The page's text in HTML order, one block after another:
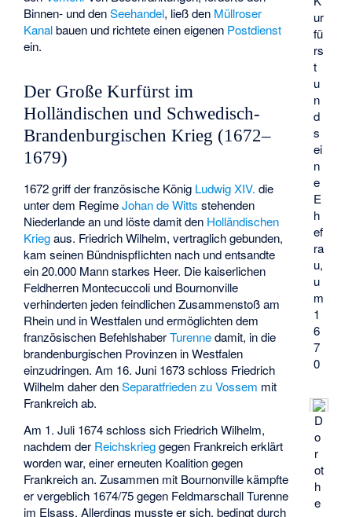
ur
fü
rs
t
u
n
d
s
ei
n
e
E
h
ef
ra
u,
u
m
1
6
7
0
D
o
r
ot
h
e
Binnen- und denSeehandel, ließ den Müllroser
Kanalbauen und richtete einen eigenen Postdienst
ein.
Der Große Kurfürst im
Holländischen und Schwedisch-
Brandenburgischen Krieg (1672–
1679)
1672 griff der französische König Ludwig XIV. die
unter dem RegimeJohan de Witts stehenden
Niederlande an und löste damit den Holländischen
Kriegaus. Friedrich Wilhelm, vertraglich gebunden,
kam seinen Bündnispflichten nach und entsandte
ein 20.000 Mann starkes Heer. Die kaiserlichen
Feldherren Montecuccoli und Bournonville
verhinderten jeden feindlichen Zusammenstoß am
Rhein und in Westfalen und ermöglichten dem
französischen BefehlshaberTurennedamit, in die
brandenburgischen Provinzen in Westfalen
einzudringen. Am 16. Juni 1673 schloss Friedrich
Wilhelm daher denSeparatfrieden zu Vossem mit
Frankreich ab.
Am 1. Juli 1674 schloss sich Friedrich Wilhelm,
nachdem der Reichskrieggegen Frankreich erklärt
worden war, einer erneuten Koalition gegen
Frankreich an. Zusammen mit Bournonville kämpfte
er vergeblich 1674/75 gegen Feldmarschall Turenne
im Elsass. Allerdings musste er sich, bedingt durch